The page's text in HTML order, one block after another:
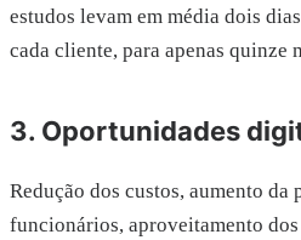
estudos levam em média dois
cada cliente, para apenas quinze
3. Oportunidades
Redução dos custos, aumento da
funcionários, aproveitamento